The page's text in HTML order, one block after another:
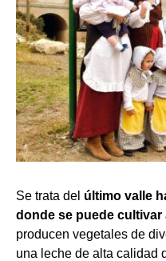
Se trata del último valle
donde se puede cultivar
producen vegetales de
una leche de alta calidad